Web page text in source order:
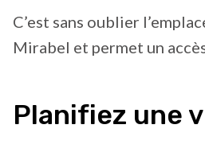
C’est sans oublier
Mirabel et permet un
Planifiez une